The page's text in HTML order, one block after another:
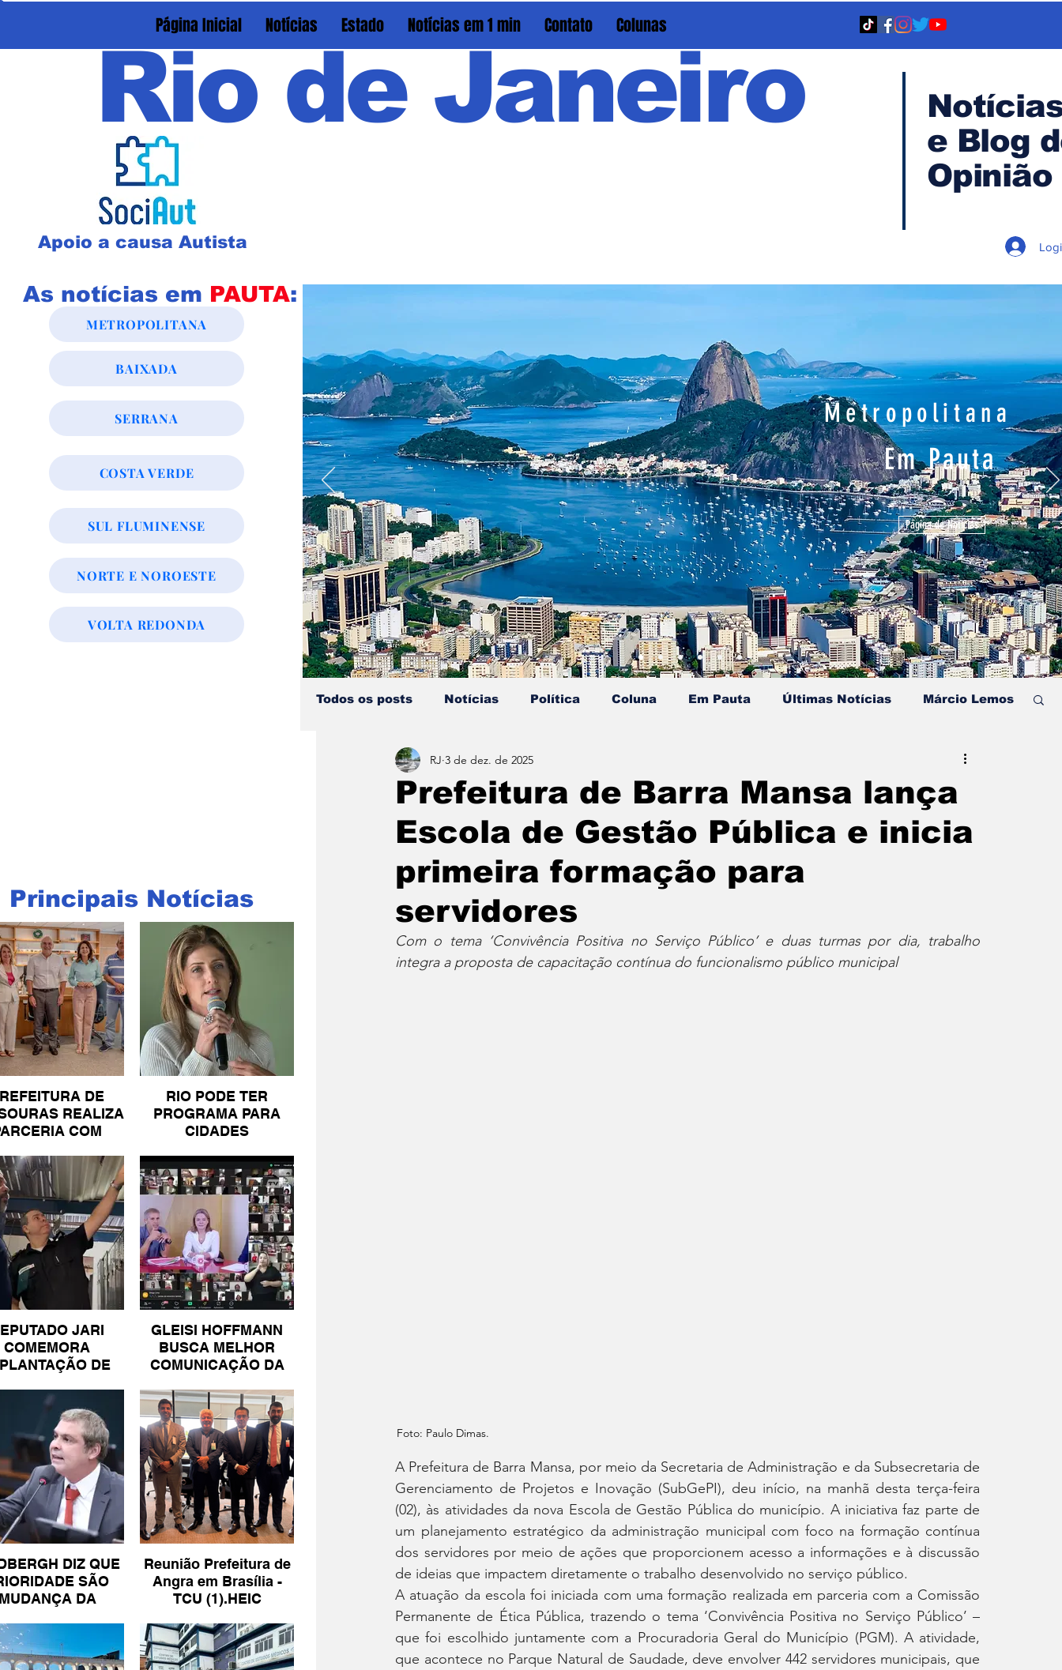
Página Inicial Notícias Estado Notícias em 1 min Contato Colunas
Rio de Janeiro
Apoio a causa Autista
e Blog
Opinião
As notícias em PAUTA:
METROPOLITANA
BAIXADA
SERRANA
COSTA VERDE
SUL FLUMINENSE
NORTE E NOROESTE
VOLTA REDONDA
Principais Notícias
DE
REALIZA
COM
RIO PODE TER
PROGRAMA PARA
CIDADES
JARI
COMEMORA
DE
GLEISI HOFFMANN
BUSCA MELHOR
COMUNICAÇÃO DA
DIZ QUE
SÃO
DA
DE IR
Reunião Prefeitura de
Angra em Brasília -
TCU (1).HEIC
Todos os posts Notícias Política Coluna Em Pauta Últimas Notícias Márcio Lemos
Estado do Rio Notícias em 1 min
Dois cafés e a conta Angra dos Reis Barra do Piraí Barra Mansa Pinheiral
Porto Real Vassouras
Prefeitura de Barra Mansa lança
Escola de Gestão Pública e inicia
primeira formação para
servidores
RJ 3 de dez. de 2025
Com o tema ‘Convivência Positiva no Serviço Público’ e duas turmas por dia, trabalho
integra a proposta de capacitação contínua do funcionalismo público municipal
Foto: Paulo Dimas.
A Prefeitura de Barra Mansa, por meio da Secretaria de Administração e da Subsecretaria de
Gerenciamento de Projetos e Inovação (SubGePI), deu início, na manhã desta terça-feira
(02), às atividades da nova Escola de Gestão Pública do município. A iniciativa faz parte de
um planejamento estratégico da administração municipal com foco na formação contínua
dos servidores por meio de ações que proporcionem acesso a informações e à discussão
de ideias que impactem diretamente o trabalho desenvolvido no serviço público.
A atuação da escola foi iniciada com uma formação realizada em parceria com a Comissão
Permanente de Ética Pública, trazendo o tema ‘Convivência Positiva no Serviço Público’ –
que foi escolhido juntamente com a Procuradoria Geral do Município (PGM). A atividade,
que acontece no Parque Natural de Saudade, deve envolver 442 servidores municipais, que
Metropolitana
Em Pauta
Página de Notícias